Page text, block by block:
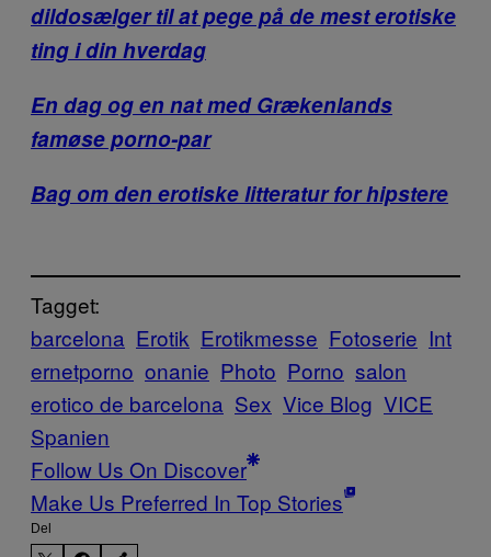
dildosælger til at pege på de mest erotiske
ting i din hverdag
En dag og en nat med Grækenlands
famøse porno-par
Bag om den erotiske litteratur for hipstere
Tagget:
barcelona Erotik Erotikmesse Fotoserie Int
ernetporno onanie Photo Porno salon
erotico de barcelona Sex Vice Blog VICE
Spanien
Follow Us On Discover
Make Us Preferred In Top Stories
Del